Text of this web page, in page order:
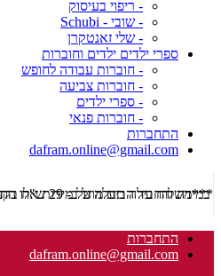
- ריפוי בעיסוק
- שובי - Schubi
- שלי זאנטקרן
ספרי ילדים ילדים וחוברות
- חוברות עבודה לחופש
- חוברות צביעה
- ספרי ילדים
- חוברות פנאי
התחברות
dafram.online@gmail.com
***משלוח עד הבית מוזל ב- 29 ש"ח בקניה מעל 289 ש"ח שליח עד הבית ***
התחברות
dafram.online@gmail.com